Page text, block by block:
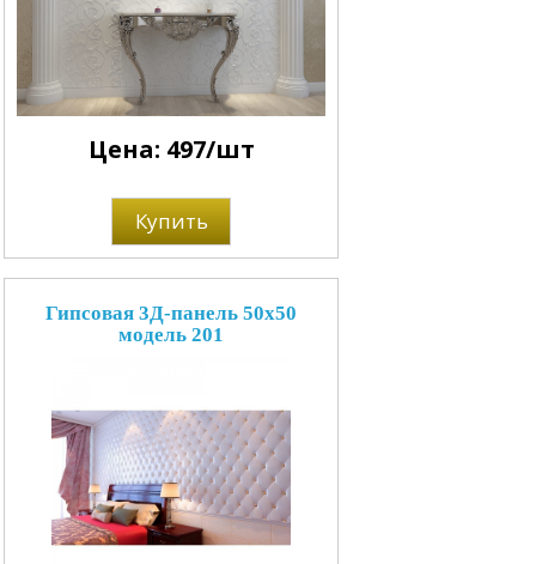
Цена: 497/шт
Купить
Гипсовая 3Д-панель 50x50
модель 201